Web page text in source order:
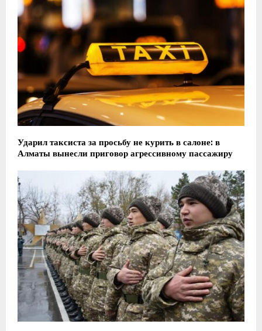
Ударил таксиста за просьбу не курить в салоне: в
Алматы вынесли приговор агрессивному пассажиру